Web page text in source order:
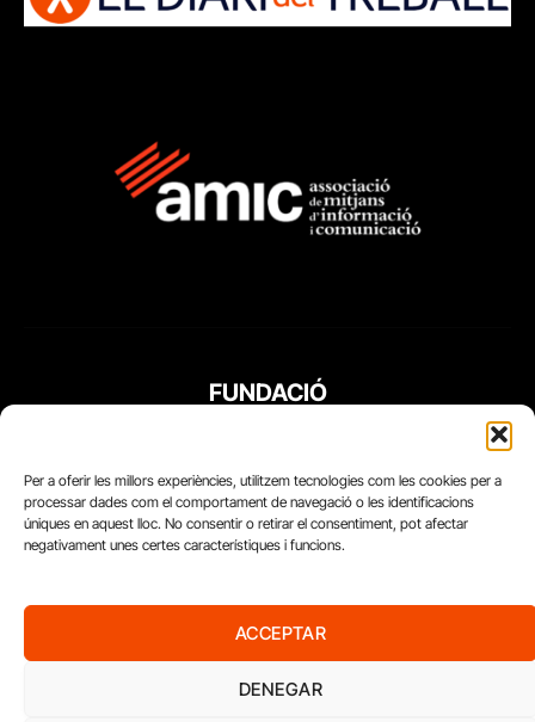
Per a oferir les millors experiències, utilitzem tecnologies com les cookies per a
processar dades com el comportament de navegació o les identificacions
úniques en aquest lloc. No consentir o retirar el consentiment, pot afectar
negativament unes certes característiques i funcions.
ACCEPTAR
DENEGAR
FUNDACIÓ